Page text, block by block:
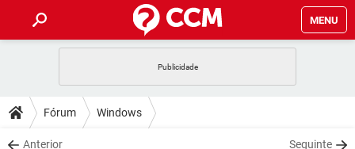
MENU
CELULAR
OUTLOOK
DICAS
JOGOS
DOWNLOADS
Fórum Windows
Anterior Seguinte